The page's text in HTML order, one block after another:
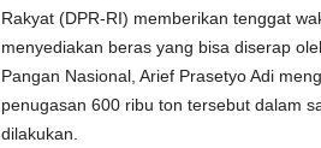
Rakyat (DPR-RI) memberikan tenggat
menyediakan beras yang bisa diserap
Pangan Nasional, Arief Prasetyo Adi
penugasan 600 ribu ton tersebut dalam
dilakukan.